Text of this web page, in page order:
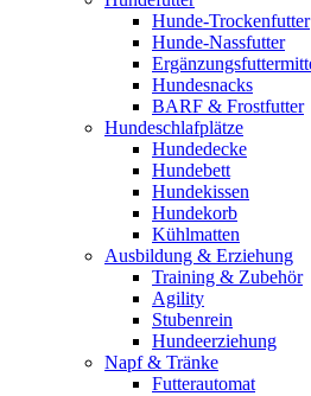
Hunde-Trockenfutter
Hunde-Nassfutter
Hundesnacks
BARF & Frostfutter
Hundeschlafplätze
Hundedecke
Hundebett
Hundekissen
Hundekorb
Kühlmatten
Ausbildung & Erziehung
Training & Zubehör
Agility
Stubenrein
Hundeerziehung
Napf & Tränke
Futterautomat